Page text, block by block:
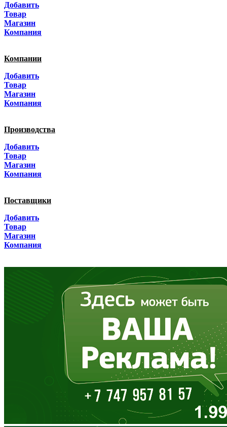
Волгоградская область
Вологодская область
Дагестан
Еврейская АО
Забайкальский край
Запорожская область
Ивановская область
Добавить
Товар
Магазин
Компания
Компании
Добавить
Товар
Магазин
Компания
Производства
Добавить
Товар
Магазин
Компания
Поставщики
Добавить
Товар
Магазин
Компания